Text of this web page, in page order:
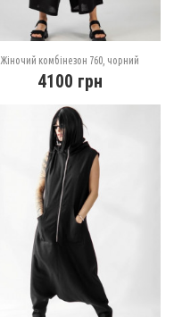
Жіночий комбінезон 760, чорний
4100 грн